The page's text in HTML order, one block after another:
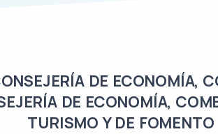
DE ECONOMÍA,
DE ECONOMÍA,
TURISMO Y DE FOMENTO